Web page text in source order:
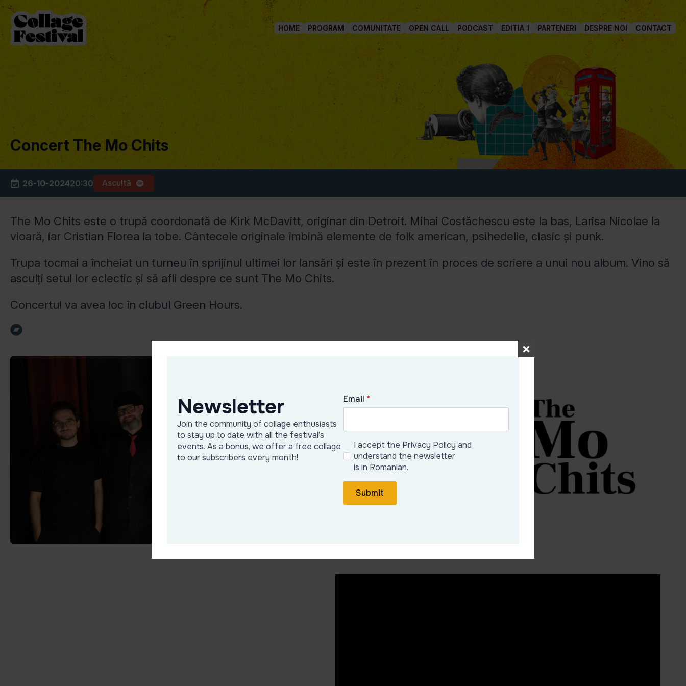
HOME PROGRAM COMUNITATE OPEN CALL PODCAST EDITIA 1 PARTENERI DESPRE NOI CONTACT
Concert The Mo Chits
26-10-202420:30 Ascultă
The Mo Chits este o trupă coordonată de Kirk McDavitt, originar din Detroit. Mihai Costăchescu este la bas, Larisa Nicolae la
vioară, iar Cristian Florea la tobe. Cântecele originale îmbină elemente de folk american, psihedelie, clasic și punk.
Trupa tocmai a încheiat un turneu în sprijinul ultimei lor lansări și este în prezent în proces de scriere a unui nou album. Vino să
asculți setul lor eclectic și să afli despre ce sunt The Mo Chits.
Concertul va avea loc în clubul Green Hours.
Newsletter
Join the community of collage enthusiasts
to stay up to date with all the festival’s
events. As a bonus, we offer a free collage
to our subscribers every month!
Email *
I accept the Privacy Policy and
understand the newsletter
is in Romanian.
Submit